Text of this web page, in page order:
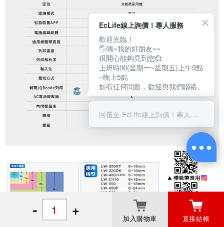
- + 加入購物車 直接結帳
EcLife線上詢價！專人服務
歡迎光臨！
🖐嗨~我的好朋友~~
很開心能夠見到您💞
上班時間(星期一~星期五)上午9點
~晚上5點
如有任何問題，歡迎與我們聯絡。
回覆至 EcLife線上詢價！專人服務